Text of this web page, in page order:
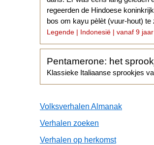
regeerden de Hindoese
bos om kayu pèlèt (vuur-hout)
Legende | Indonesië | vanaf 9
Pentamerone: het
Klassieke Italiaanse sprookjes
Volksverhalen Almanak
Verhalen zoeken
Verhalen op herkomst